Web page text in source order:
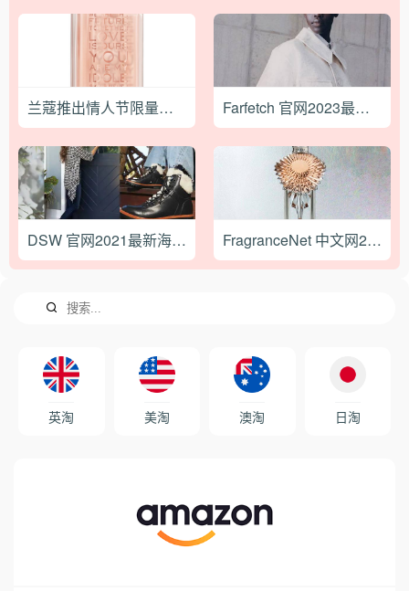
兰蔻推出情人节限量版香水Idole Farfetch 官网2023最新海淘攻略教程
DSW 官网2021最新海淘购物攻略 FragranceNet 中文网2021最新海淘攻略
英淘 美淘 澳淘 日淘